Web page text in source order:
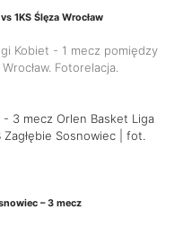
1KS Ślęza Wrocław
Kobiet - 1 mecz pomiędzy
Fotorelacja.
– 3 mecz